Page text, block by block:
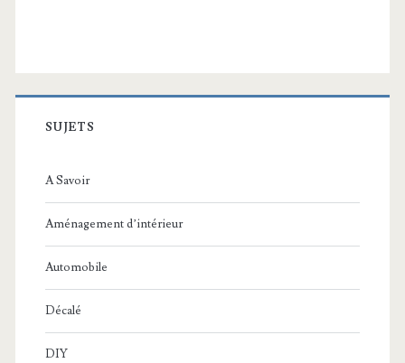
SUJETS
A Savoir
Aménagement d’intérieur
Automobile
Décalé
DIY